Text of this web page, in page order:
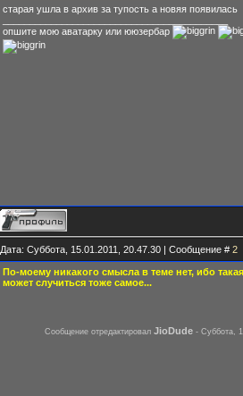
старая ушла в архив за тупость а новяя появилась
опшите мою аватарку или ююзербар
Дата: Суббота, 15.01.2011, 20.47.30 | Сообщение # 2
По-моему никакого смысла в теме нет, ибо
может случиться тоже самое...
Сообщение отредактировал JioDude - Суббота,